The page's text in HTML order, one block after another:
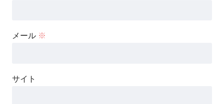
メール ※
サイト